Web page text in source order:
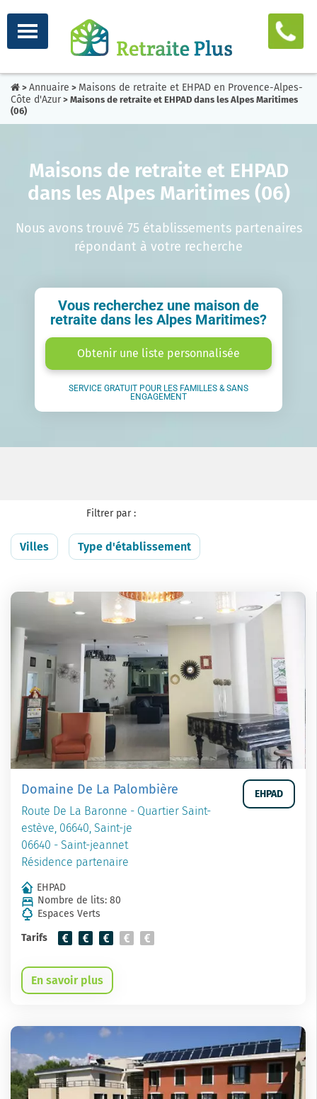
> Annuaire > Maisons de retraite et EHPAD en Provence-Alpes-
Côte d'Azur> Maisons de retraite et EHPAD dans les Alpes Maritimes
(06)
Maisons de retraite et EHPAD
dans les Alpes Maritimes (06)
Nous avons trouvé 75 établissements partenaires
répondant à votre recherche
Vous recherchez une maison de
retraite dans les Alpes Maritimes?
Obtenir une liste personnalisée
SERVICE GRATUIT POUR LES FAMILLES & SANS
ENGAGEMENT
Filtrer par :
Villes Type d'établissement
Domaine De La Palombière
Route De La Baronne - Quartier Saint-
estève, 06640, Saint-je
06640 - Saint-jeannet
Résidence partenaire
EHPAD
EHPAD
Nombre de lits: 80
Espaces Verts
Tarifs
En savoir plus